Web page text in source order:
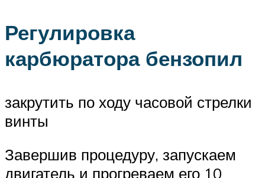
Регулировка
карбюратора бензопил
закрутить по ходу часовой стрелки
винты
Завершив процедуру, запускаем
двигатель и прогреваем его 10